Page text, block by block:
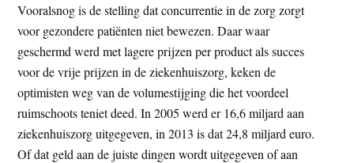
Vooralsnog is de stelling dat concurrentie in de zorg zorgt
voor gezondere patiënten niet bewezen. Daar waar
geschermd werd met lagere prijzen per product als succes
voor de vrije prijzen in de ziekenhuiszorg, keken de
optimisten weg van de volumestijging die het voordeel
ruimschoots teniet deed. In 2005 werd er 16,6 miljard aan
ziekenhuiszorg uitgegeven, in 2013 is dat 24,8 miljard euro.
Of dat geld aan de juiste dingen wordt uitgegeven of aan